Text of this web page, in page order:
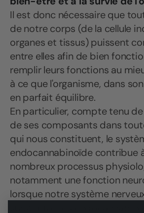
Il est donc nécessaire que
de notre corps (de la cellule
organes et tissus) puissent
entre elles afin de bien
remplir leurs fonctions au
à ce que l'organisme, dans
en parfait équilibre.
En particulier, compte tenu
de ses composants dans
qui nous constituent, le
endocannabinoïde contribue
nombreux processus
notamment une fonction
lorsque notre système
surstimulé, les